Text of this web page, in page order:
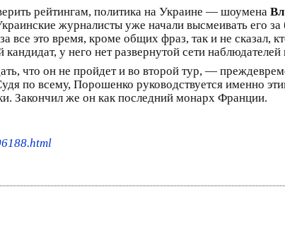
рейтингам, политика на Украине — шоумена
журналисты уже начали высмеивать его за
это время, кроме общих фраз, так и не сказал,
у него нет развернутой сети
что он не пройдет и во второй тур, —
по всему, Порошенко руководствуется именно
Закончил же он как последний монарх Франции.